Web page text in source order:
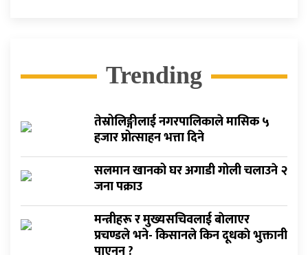
Trending
तेस्रोलिङ्गीलाई नगरपालिकाले मासिक ५
हजार प्रोत्साहन भत्ता दिने
सलमान खानको घर अगाडी गोली चलाउने २
जना पक्राउ
मन्त्रीहरू र मुख्यसचिवलाई बाेलाएर
प्रचण्डले भने- किसानले किन दूधकाे भुक्तानी